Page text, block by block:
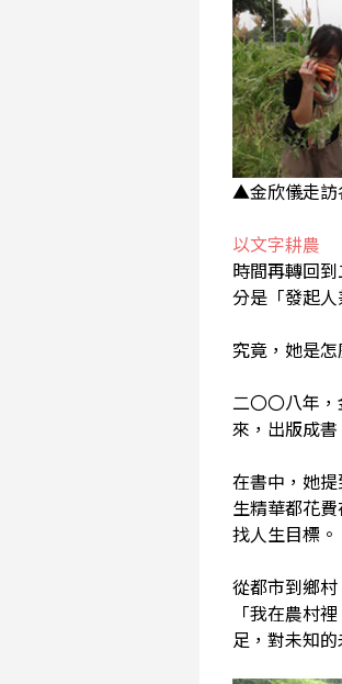
▲金欣儀走訪
以文字耕農
時間再轉回
分是「發起人
究竟，她是
二〇〇八年
來，出版成書
在書中，她
生精華都花
找人生目標。
從都市到鄉
「我在農村
足，對未知的